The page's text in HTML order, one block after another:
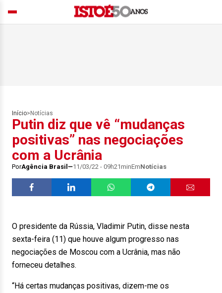
Início> Notícias
Putin diz que vê “mudanças
positivas” nas negociações
com a Ucrânia
PorAgência Brasil 11/03/22 - 09h21minEmNotícias
O presidente da Rússia, Vladimir Putin, disse nesta
sexta-feira (11) que houve algum progresso nas
negociações de Moscou com a Ucrânia, mas não
forneceu detalhes.
“Há certas mudanças positivas, dizem-me os